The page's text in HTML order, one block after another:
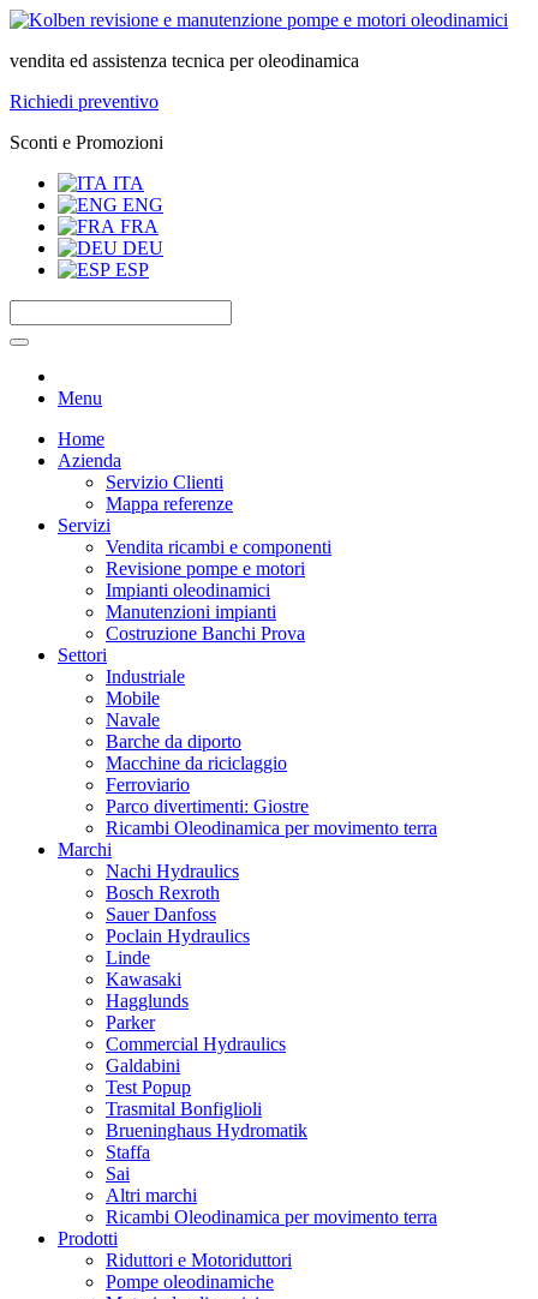
vendita ed assistenza tecnica per oleodinamica
Richiedi preventivo
Sconti e Promozioni
ITA
ENG
FRA
DEU
ESP
Menu
Home
Azienda
Servizio Clienti
Mappa referenze
Servizi
Vendita ricambi e componenti
Revisione pompe e motori
Impianti oleodinamici
Manutenzioni impianti
Costruzione Banchi Prova
Settori
Industriale
Mobile
Navale
Barche da diporto
Macchine da riciclaggio
Ferroviario
Parco divertimenti: Giostre
Ricambi Oleodinamica per movimento terra
Marchi
Nachi Hydraulics
Bosch Rexroth
Sauer Danfoss
Poclain Hydraulics
Linde
Kawasaki
Hagglunds
Parker
Commercial Hydraulics
Galdabini
Test Popup
Trasmital Bonfiglioli
Brueninghaus Hydromatik
Staffa
Sai
Altri marchi
Ricambi Oleodinamica per movimento terra
Prodotti
Riduttori e Motoriduttori
Pompe oleodinamiche